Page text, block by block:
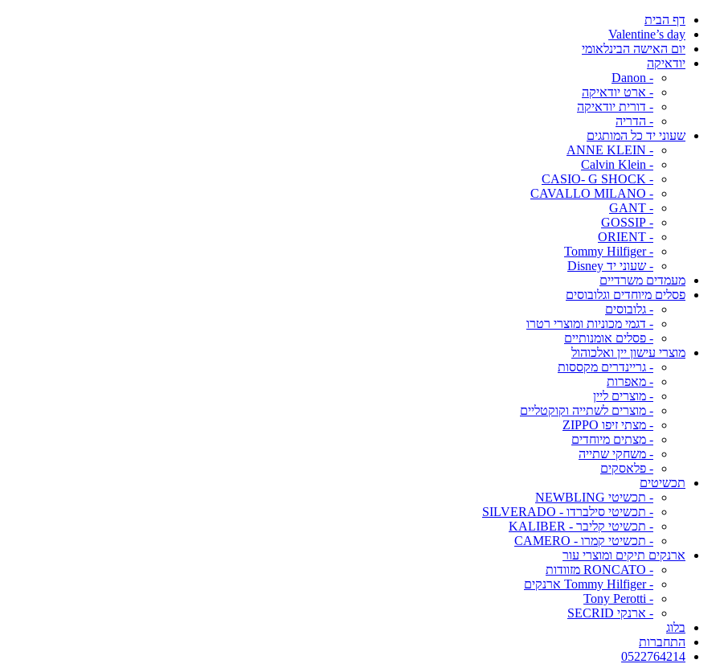
דף הבית
Valentine’s day
יום האישה הבינלאומי
יודאיקה
- Danon
- ארט יודאיקה
- דורית יודאיקה
- הדריה
שעוני יד כל המותגים
- ANNE KLEIN
- Calvin Klein
- CASIO- G SHOCK
- CAVALLO MILANO
- GANT
- GOSSIP
- ORIENT
- Tommy Hilfiger
- שעוני יד Disney
מעמדים משרדיים
פסלים מיוחדים וגלובוסים
- גלובוסים
- דגמי מכוניות ומוצרי רטרו
- פסלים אומנותיים
מוצרי עישון יין ואלכוהול
- גריינדרים מקססות
- מאפרות
- מוצרים ליין
- מוצרים לשתייה וקוקטליים
- מצתי זיפו ZIPPO
- מצתים מיוחדים
- משחקי שתייה
- פלאסקים
תכשיטים
- תכשיטי NEWBLING
- תכשיטי סילברדו - SILVERADO
- תכשיטי קליבר - KALIBER
- תכשיטי קמרו - CAMERO
ארנקים תיקים ומוצרי עור
- RONCATO מזוודות
- Tommy Hilfiger ארנקים
- Tony Perotti
- ארנקי SECRID
בלוג
התחברות
0522764214